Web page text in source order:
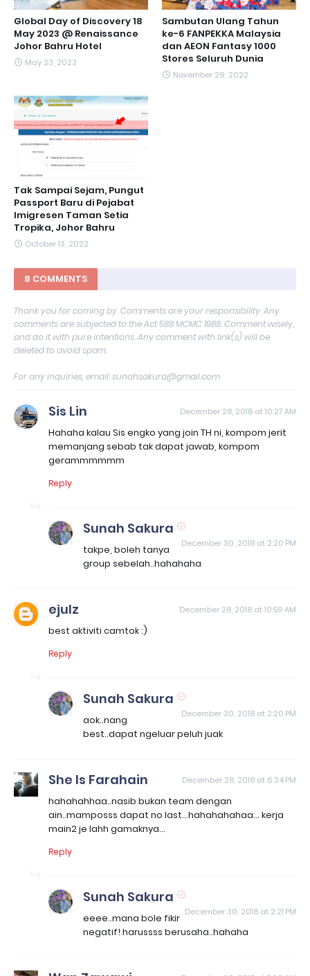
Global Day of Discovery 18
May 2023 @ Renaissance
Johor Bahru Hotel
May 23, 2023
Sambutan Ulang Tahun
ke-6 FANPEKKA Malaysia
dan AEON Fantasy 1000
Stores Seluruh Dunia
November 29, 2022
Tak Sampai Sejam, Pungut
Passport Baru di Pejabat
Imigresen Taman Setia
Tropika, Johor Bahru
October 13, 2022
8 COMMENTS
Thank you for coming by. Comments are your responsibility. Any
comments are subjected to the Act 588 MCMC 1988. Comment wisely,
and do it with pure intentions. Any comment with link(s) will be
deleted to avoid spam.
For any inquiries, email: sunahsakura@gmail.com
Sis Lin December 28, 2018 at 10:27 AM
Hahaha kalau Sis engko yang join TH ni, kompom jerit
memanjang sebab tak dapat jawab, kompom
gerammmmmm
Reply
Sunah Sakura
December 30, 2018 at 2:20 PM
takpe, boleh tanya
group sebelah..hahahaha
ejulz December 28, 2018 at 10:59 AM
best aktiviti camtok :)
Reply
Sunah Sakura
December 30, 2018 at 2:20 PM
aok..nang
best..dapat ngeluar peluh juak
She Is Farahain December 28, 2018 at 6:34 PM
hahahahhaa..nasib bukan team dengan
ain..mamposss dapat no last...hahahahahaa... kerja
main2 je lahh gamaknya...
Reply
Sunah Sakura
December 30, 2018 at 2:21 PM
eeee..mana bole fikir
negatif! harussss berusaha..hahaha